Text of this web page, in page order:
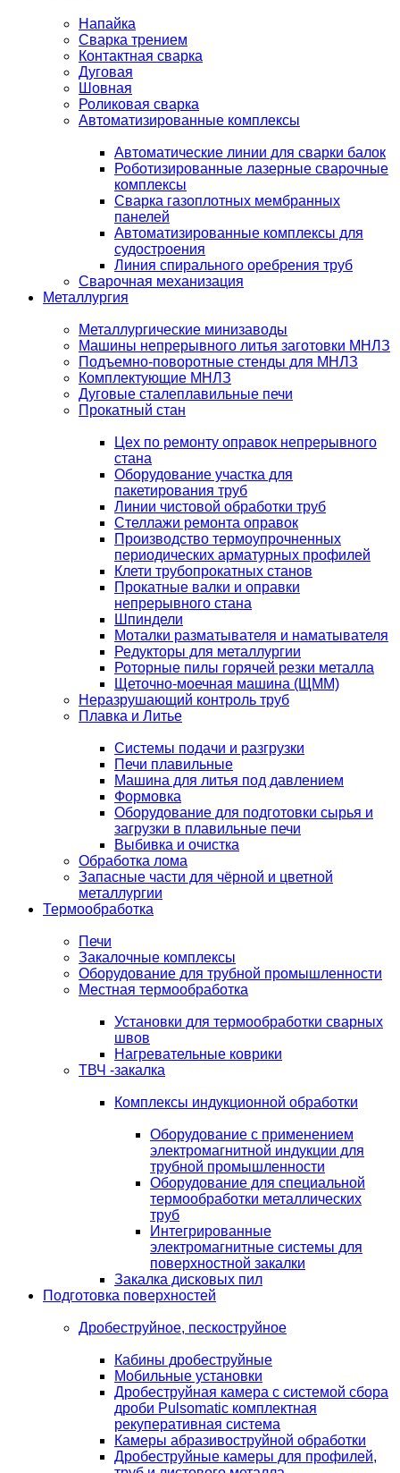
Напайка
Сварка трением
Контактная сварка
Дуговая
Шовная
Роликовая сварка
Автоматизированные комплексы
Автоматические линии для сварки балок
Роботизированные лазерные сварочные
комплексы
Сварка газоплотных мембранных
панелей
Автоматизированные комплексы для
судостроения
Линия спирального оребрения труб
Сварочная механизация
Металлургия
Металлургические минизаводы
Машины непрерывного литья заготовки МНЛЗ
Подъемно-поворотные стенды для МНЛЗ
Комплектующие МНЛЗ
Дуговые сталеплавильные печи
Прокатный стан
Цех по ремонту оправок непрерывного
стана
Оборудование участка для
пакетирования труб
Линии чистовой обработки труб
Стеллажи ремонта оправок
Производство термоупрочненных
периодических арматурных профилей
Клети трубопрокатных станов
Прокатные валки и оправки
непрерывного стана
Шпиндели
Моталки разматывателя и наматывателя
Редукторы для металлургии
Роторные пилы горячей резки металла
Щеточно-моечная машина (ЩММ)
Неразрушающий контроль труб
Плавка и Литье
Системы подачи и разгрузки
Печи плавильные
Машина для литья под давлением
Формовка
Оборудование для подготовки сырья и
загрузки в плавильные печи
Выбивка и очистка
Обработка лома
Запасные части для чёрной и цветной
металлургии
Термообработка
Печи
Закалочные комплексы
Оборудование для трубной промышленности
Местная термообработка
Установки для термообработки сварных
швов
Нагревательные коврики
ТВЧ -закалка
Комплексы индукционной обработки
Оборудование с применением
электромагнитной индукции для
трубной промышленности
Оборудование для специальной
термообработки металлических
труб
Интегрированные
электромагнитные системы для
поверхностной закалки
Закалка дисковых пил
Подготовка поверхностей
Дробеструйное, пескоструйное
Кабины дробеструйные
Мобильные установки
Дробеструйная камера с системой сбора
дроби Pulsomatic комплектная
рекуперативная система
Камеры абразивоструйной обработки
Дробеструйные камеры для профилей,